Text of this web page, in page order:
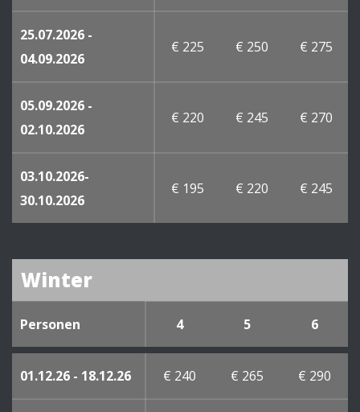
25.07.2026 -
04.09.2026
€ 225 € 250 € 275
05.09.2026 -
02.10.2026
€ 220 € 245 € 270
03.10.2026-
30.10.2026
€ 195 € 220 € 245
Winter
Personen 4 5 6
01.12.26 - 18.12.26 € 240 € 265 € 290